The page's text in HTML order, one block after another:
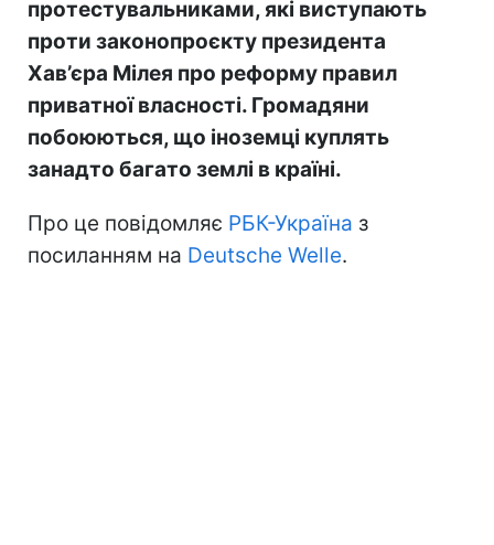
протестувальниками, які виступають
проти законопроєкту президента
Хав’єра Мілея про реформу правил
приватної власності. Громадяни
побоюються, що іноземці куплять
занадто багато землі в країні.
Про це повідомляє РБК-Україна з
посиланням на Deutsche Welle.